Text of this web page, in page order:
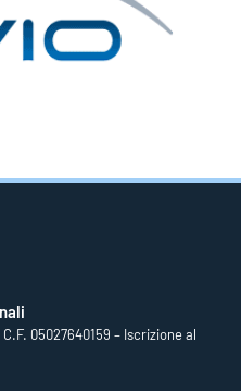
05027640159 – Iscrizione al